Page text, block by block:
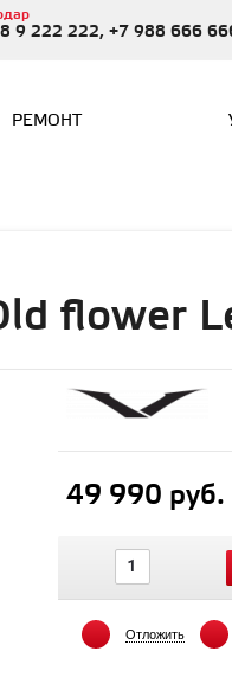
9 222 222, +7 988 666
РЕМОНТ
flower
49 990 руб.
Отложить